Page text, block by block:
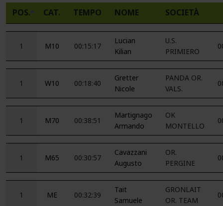
POS. CAT. TEMPO NOME SOCIETÀ
1 M10 00:15:17
Lucian
Kilian
U.S.
PRIMIERO
1 W10 00:18:40
Gretter
Nicole
PANDA OR.
VALS.
1 M70 00:38:51
Martignago
Armando
OK
MONTELLO
1 M65 00:30:57
Cavazzani
Augusto
OR.
PERGINE
1 ME 00:32:39
Tait
Samuele
GRONLAIT
OR. TEAM